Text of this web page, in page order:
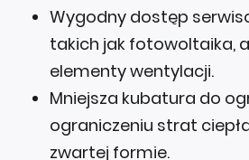
Wygodny dostęp
takich jak fotowoltaika,
elementy wentylacji.
Mniejsza kubatura do
ograniczeniu strat
zwartej formie.